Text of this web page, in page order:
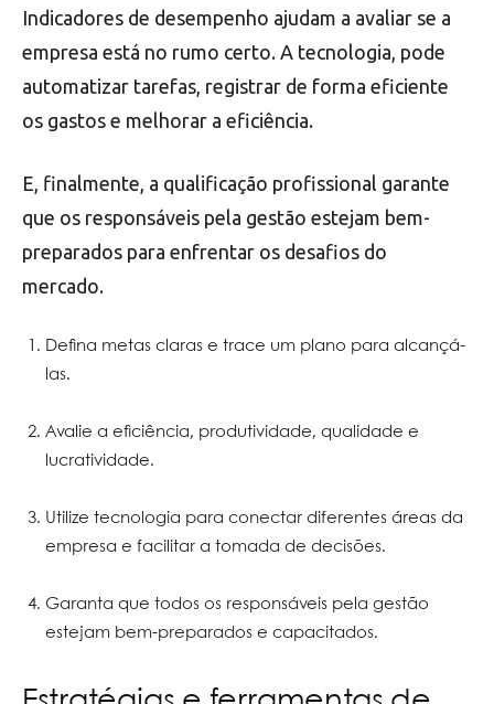
Indicadores de desempenho ajudam a avaliar se a
empresa está no rumo certo. A tecnologia, pode
automatizar tarefas, registrar de forma eficiente
os gastos e melhorar a eficiência.
E, finalmente, a qualificação profissional garante
que os responsáveis pela gestão estejam bem-
preparados para enfrentar os desafios do
mercado.
Defina metas claras e trace um plano para alcançá-
las.
Avalie a eficiência, produtividade, qualidade e
lucratividade.
Utilize tecnologia para conectar diferentes áreas da
empresa e facilitar a tomada de decisões.
Garanta que todos os responsáveis pela gestão
estejam bem-preparados e capacitados.